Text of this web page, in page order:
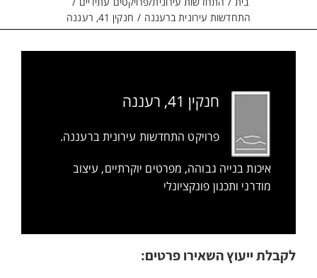
התחדשות עירונית ברעננה
חנקין 41, רעננה
חנקין 41, רעננה
פרויקט התחדשות עירונית ברעננה.
איכות בנייה גבוהה, מפרטים יוקרתיים, עיצוב
מודרני ותכנון פונקציונלי
לקבלת ייעוץ השאירו פרטים: